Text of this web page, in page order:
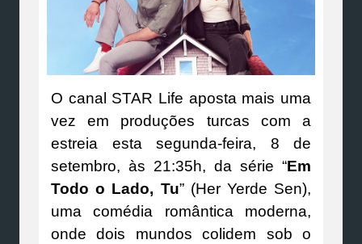
O canal STAR Life aposta mais uma
vez em produções turcas com a
estreia esta segunda-feira, 8 de
setembro, às 21:35h, da série “Em
Todo o Lado, Tu” (Her Yerde Sen),
uma comédia romântica moderna,
onde dois mundos colidem sob o